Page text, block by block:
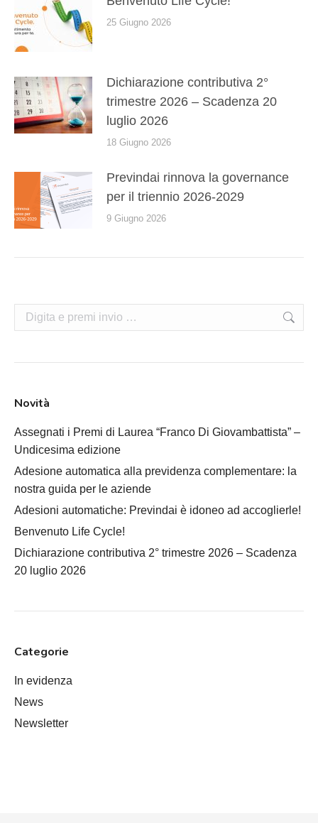
25 Giugno 2026
Dichiarazione contributiva 2°
trimestre 2026 – Scadenza 20
luglio 2026
18 Giugno 2026
Previndai rinnova la governance
per il triennio 2026-2029
9 Giugno 2026
Cerca:
Novità
Assegnati i Premi di Laurea “Franco Di Giovambattista” –
Undicesima edizione
Adesione automatica alla previdenza complementare: la
nostra guida per le aziende
Adesioni automatiche: Previndai è idoneo ad accoglierle!
Benvenuto Life Cycle!
Dichiarazione contributiva 2° trimestre 2026 – Scadenza
20 luglio 2026
Categorie
In evidenza
News
Newsletter